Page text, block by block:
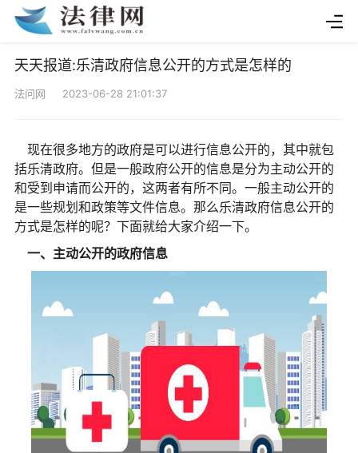
天天报道:乐清政府信息公开的方式是怎样的
法问网 2023-06-28 21:01:37
现在很多地方的政府是可以进行信息公开的，其中就包
括乐清政府。但是一般政府公开的信息是分为主动公开的
和受到申请而公开的，这两者有所不同。一般主动公开的
是一些规划和政策等文件信息。那么乐清政府信息公开的
方式是怎样的呢？下面就给大家介绍一下。
一、主动公开的政府信息